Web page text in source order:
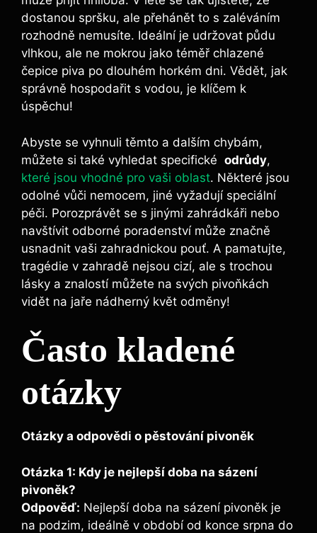
dostanou​ spršku, ale přehánět to s zaléváním
rozhodně nemusíte. Ideální je udržovat půdu
vlhkou, ale ne mokrou jako téměř chlazené
čepice piva po dlouhém horkém dni. Vědět, jak
správně hospodařit s vodou, je klíčem k
úspěchu!
Abyste se vyhnuli těmto a dalším ‍chybám,
můžete si také ​vyhledat specifické ​ odrůdy,
které jsou vhodné pro vaši oblast. Některé jsou
odolné vůči nemocem, jiné ‌vyžadují speciální
péči. Porozprávět se s jinými ⁤zahrádkáři nebo
navštívit odborné poradenství může značně
usnadnit vaši zahradnickou pouť. A ⁣pamatujte,
tragédie v zahradě nejsou cizí, ale s trochou
lásky a znalostí můžete na svých pivoňkách
vidět na jaře nádherný⁢ květ odměny!
Často kladené
otázky
Otázky a odpovědi o pěstování pivoněk
Otázka 1: Kdy je nejlepší doba na ‌sázení⁤
pivoněk?
Odpověď: Nejlepší ⁢doba na ​sázení pivoněk je
na podzim, ideálně v období od konce srpna do